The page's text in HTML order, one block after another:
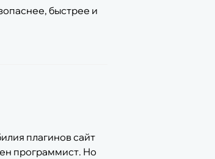
быстрее и
плагинов сайт
программист. Но